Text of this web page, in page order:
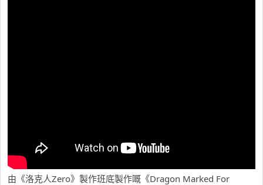
由《洛克人Zero》製作班底製作嘅《Dragon Marked For